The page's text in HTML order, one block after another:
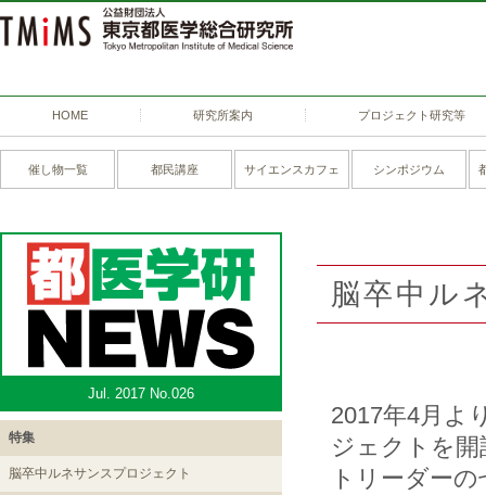
HOME 研究所案内 プロジェクト研究等
催し物一覧 都民講座 サイエンスカフェ シンポジウム
Jul. 2017 No.026
特集
脳卒中ルネサンスプロジェクト
脳卒中ル
2017年4月よ
ジェクトを
トリーダー